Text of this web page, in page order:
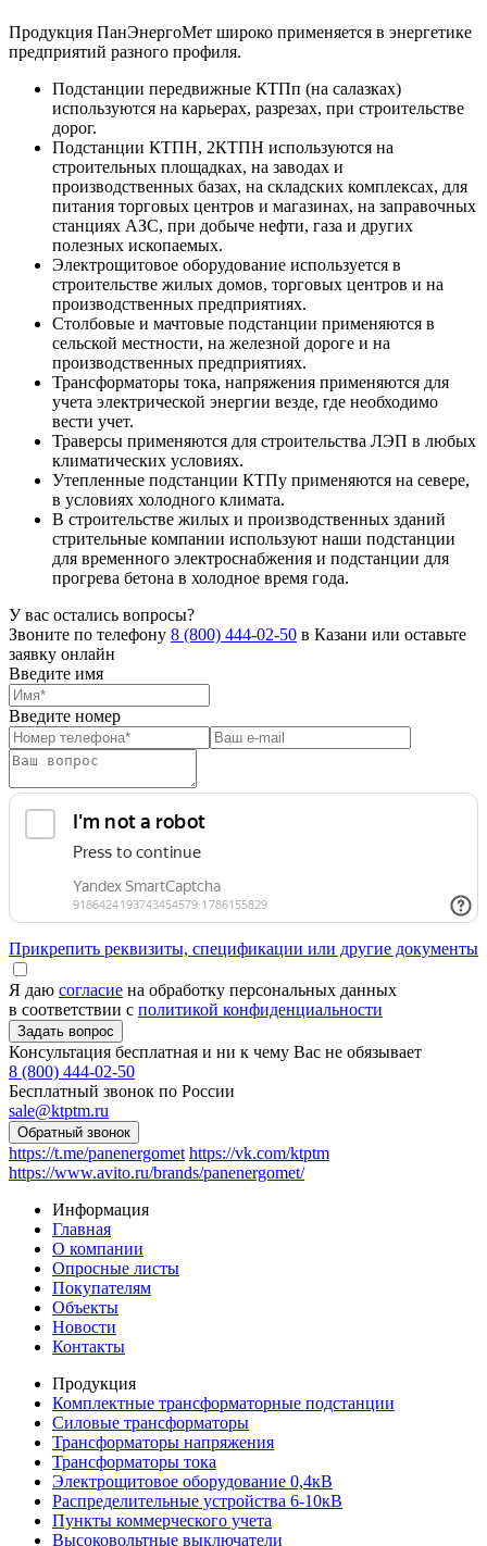
Продукция ПанЭнергоМет широко применяется в энергетике
предприятий разного профиля.
Подстанции передвижные КТПп (на салазках)
используются на карьерах, разрезах, при строительстве
дорог.
Подстанции КТПН, 2КТПН используются на
строительных площадках, на заводах и
производственных базах, на складских комплексах, для
питания торговых центров и магазинах, на заправочных
станциях АЗС, при добыче нефти, газа и других
полезных ископаемых.
Электрощитовое оборудование используется в
строительстве жилых домов, торговых центров и на
производственных предприятиях.
Столбовые и мачтовые подстанции применяются в
сельской местности, на железной дороге и на
производственных предприятиях.
Трансформаторы тока, напряжения применяются для
учета электрической энергии везде, где необходимо
вести учет.
Траверсы применяются для строительства ЛЭП в любых
климатических условиях.
Утепленные подстанции КТПу применяются на севере,
в условиях холодного климата.
В строительстве жилых и производственных зданий
стрительные компании используют наши подстанции
для временного электроснабжения и подстанции для
прогрева бетона в холодное время года.
У вас остались вопросы?
Звоните по телефону 8 (800) 444-02-50 в Казани или оставьте
заявку онлайн
Введите имя
Введите номер
Прикрепить реквизиты, спецификации или другие документы
Я даю согласие на обработку персональных данных
в соответствии с политикой конфиденциальности
Консультация бесплатная и ни к чему Вас не обязывает
8 (800) 444-02-50
Бесплатный звонок по России
sale@ktptm.ru
https://t.me/panenergomet https://vk.com/ktptm
https://www.avito.ru/brands/panenergomet/
Информация
Главная
О компании
Опросные листы
Покупателям
Объекты
Новости
Контакты
Продукция
Комплектные трансформаторные подстанции
Силовые трансформаторы
Трансформаторы напряжения
Трансформаторы тока
Электрощитовое оборудование 0,4кВ
Распределительные устройства 6-10кВ
Пункты коммерческого учета
Высоковольтные выключатели